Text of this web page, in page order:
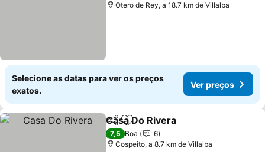
Otero de Rey, a 18.7 km de Villalba
Selecione as datas para ver os preços
exatos.
Ver preços
PartilharAdicionar aos favoritos
Casa Do Rivera
7,5 Boa
6
Cospeito, a 8.7 km de Villalba